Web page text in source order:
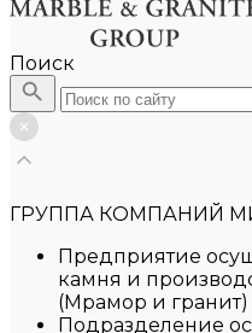
Поиск
ГРУППА КОМПАНИЙ
Предприятие
камня и
(Мрамор и гранит)
Подразделение